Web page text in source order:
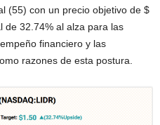
(55) con un precio objetivo de $
de 32.74% al alza para las
financiero y las
razones de esta postura.